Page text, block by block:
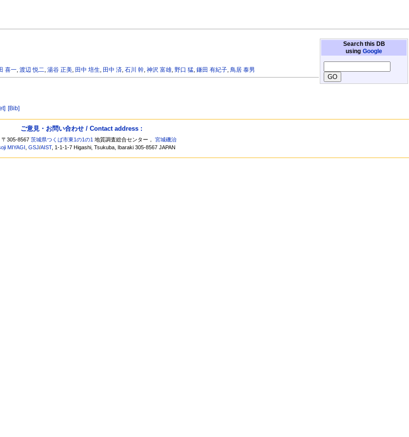
Search this DB
using Google
喜一,渡辺 悦二,湯谷 正美, 田中 培生, 田中 済,石川 幹,神沢 富雄,野口 猛,鎌田 有紀子,鳥居 泰男
[Bib]
ご意見・お問い合わせ / Contact address :
〒305-8567茨城県つくば市東1の1の1 地質調査総合センター，宮城磯治
MIYAGI ,GSJ/AIST, 1-1-1-7 Higashi, Tsukuba, Ibaraki 305-8567 JAPAN